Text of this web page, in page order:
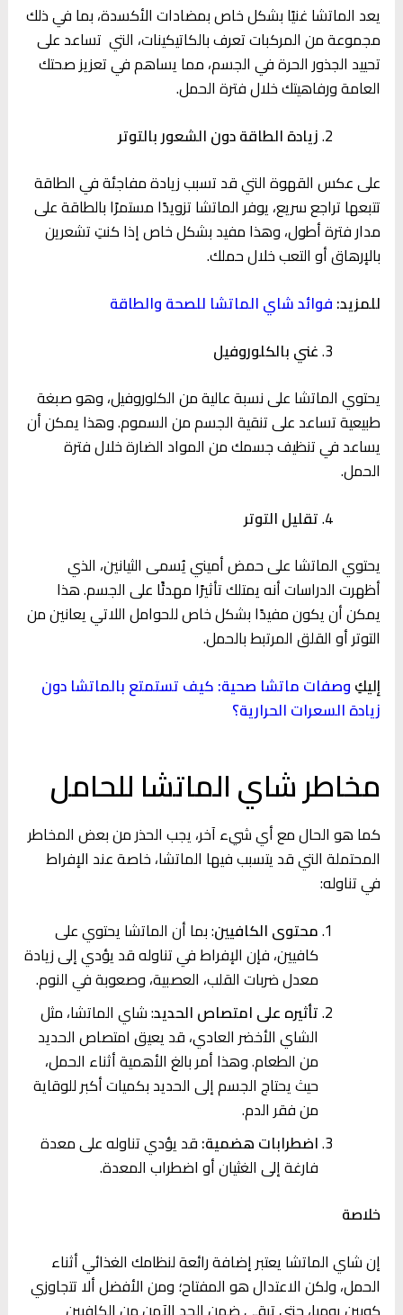
يعد الماتشا غنيًا بشكل خاص بمضادات الأكسدة، بما في ذلك
مجموعة من المركبات تعرف بالكاتيكينات، التي تساعد على
تحييد الجذور الحرة في الجسم، مما يساهم في تعزيز صحتك
العامة ورفاهيتك خلال فترة الحمل.
زيادة الطاقة دون الشعور بالتوتر
على عكس القهوة التي قد تسبب زيادة مفاجئة في الطاقة
تتبعها تراجع سريع، يوفر الماتشا تزويدًا مستمرًا بالطاقة على
مدار فترة أطول، وهذا مفيد بشكل خاص إذا كنتِ تشعرين
بالإرهاق أو التعب خلال حملك.
للمزيد: فوائد شاي الماتشا للصحة والطاقة
غني بالكلوروفيل
يحتوي الماتشا على نسبة عالية من الكلوروفيل، وهو صبغة
طبيعية تساعد على تنقية الجسم من السموم. وهذا يمكن أن
يساعد في تنظيف جسمك من المواد الضارة خلال فترة
الحمل.
تقليل التوتر
يحتوي الماتشا على حمض أميني يُسمى الثيانين، الذي
أظهرت الدراسات أنه يمتلك تأثيرًا مهدئًا على الجسم. هذا
يمكن أن يكون مفيدًا بشكل خاص للحوامل اللاتي يعانين من
التوتر أو القلق المرتبط بالحمل.
إليكِ وصفات ماتشا صحية: كيف تستمتع بالماتشا دون
زيادة السعرات الحرارية؟
مخاطر شاي الماتشا للحامل
كما هو الحال مع أي شيء آخر، يجب الحذر من بعض المخاطر
المحتملة التي قد يتسبب فيها الماتشا، خاصة عند الإفراط
في تناوله:
محتوى الكافيين: بما أن الماتشا يحتوي على
كافيين، فإن الإفراط في تناوله قد يؤدي إلى زيادة
معدل ضربات القلب، العصبية، وصعوبة في النوم.
تأثيره على امتصاص الحديد: شاي الماتشا، مثل
الشاي الأخضر العادي، قد يعيق امتصاص الحديد
من الطعام. وهذا أمر بالغ الأهمية أثناء الحمل،
حيث يحتاج الجسم إلى الحديد بكميات أكبر للوقاية
من فقر الدم.
اضطرابات هضمية: قد يؤدي تناوله على معدة
فارغة إلى الغثيان أو اضطراب المعدة.
خلاصة
إن شاي الماتشا يعتبر إضافة رائعة لنظامك الغذائي أثناء
الحمل، ولكن الاعتدال هو المفتاح؛ ومن الأفضل ألا تتجاوزي